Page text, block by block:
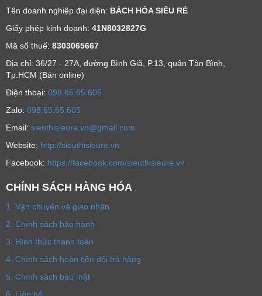
Tên doanh nghiệp đại diện: BÁCH HÓA SIÊU RẺ
Giấy phép kinh doanh: 41N8032827G
Mã số thuế: 8303065667
Địa chỉ: 36/27 - 27A, đường Bình Giã, P.13, quận Tân Bình,
Tp.HCM (Bán online)
Ðiện thoại: 098.65.65.605
Zalo: 098.65.65.605
Email: sieuthisieure.vn@gmail.com
Website: http://sieuthisieure.vn
Facebook: https://facebook.com/sieuthisieure.vn
CHÍNH SÁCH HÀNG HÓA
1. Vận chuyển và giao nhận
2. Chính sách bảo hành
3. Hình thức thanh toán
4. Chính sách hoàn tiền đổi trả hàng
5. Chính sách bảo mật
6. Liên hệ